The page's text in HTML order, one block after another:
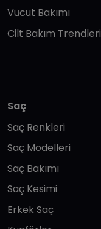
Vücut Bakımı
Cilt Bakım Trendleri
Saç
Saç Renkleri
Saç Modelleri
Saç Bakımı
Saç Kesimi
Erkek Saç